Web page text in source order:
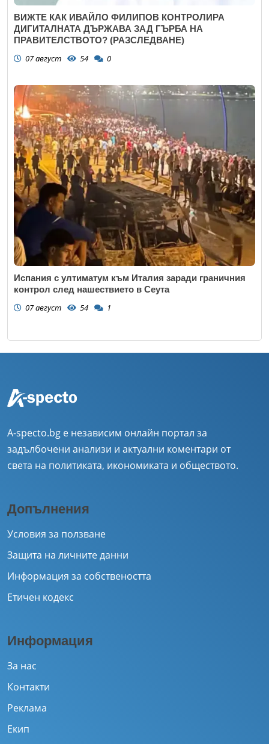
ВИЖТЕ КАК ИВАЙЛО ФИЛИПОВ КОНТРОЛИРА
ДИГИТАЛНАТА ДЪРЖАВА ЗАД ГЪРБА НА
ПРАВИТЕЛСТВОТО? (РАЗСЛЕДВАНЕ)
07 август 54 0
Испания с ултиматум към Италия заради граничния
контрол след нашествието в Сеута
07 август 54 1
A-specto.bg е независим онлайн портал за
задълбочени анализи и актуални коментари от
света на политиката, икономиката и обществото.
Допълнения
Условия за ползване
Защита на личните данни
Информация за собствеността
Етичен кодекс
Информация
За нас
Контакти
Реклама
Екип